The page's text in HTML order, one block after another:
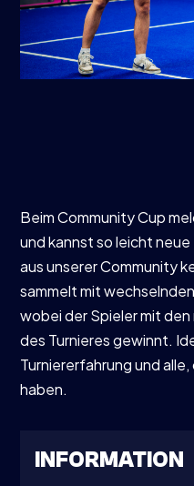
Beim Community Cup
und kannst so leicht
aus unserer Community
sammelt mit
wobei der Spieler mit
des Turnieres gewinnt.
Turniererfahrung und
haben.
INFORMATION